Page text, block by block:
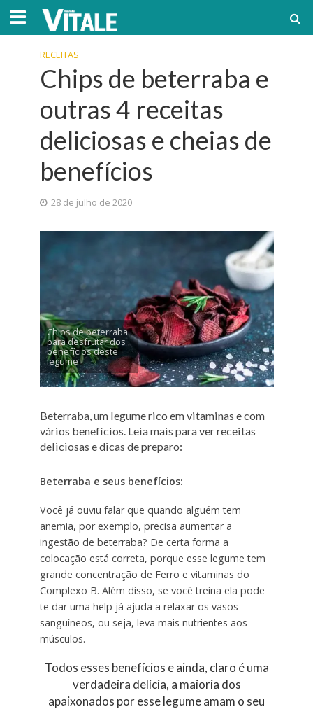
RECEITAS
Chips de beterraba e
outras 4 receitas
deliciosas e cheias de
benefícios
28 de julho de 2020
Chips de beterraba
para desfrutar dos
benefícios deste
legume
Beterraba, um legume rico em vitaminas e com
vários benefícios. Leia mais para ver receitas
deliciosas e dicas de preparo:
Beterraba e seus benefícios:
Você já ouviu falar que quando alguém tem
anemia, por exemplo, precisa aumentar a
ingestão de beterraba? De certa forma a
colocação está correta, porque esse legume tem
grande concentração de Ferro e vitaminas do
Complexo B. Além disso, se você treina ela pode
te dar uma help já ajuda a relaxar os vasos
sanguíneos, ou seja, leva mais nutrientes aos
músculos.
Todos esses benefícios e ainda, claro é uma
verdadeira delícia, a maioria dos
apaixonados por esse legume amam o seu